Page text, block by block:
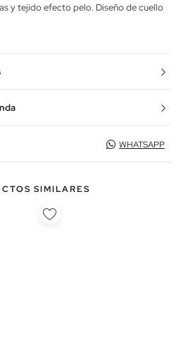
y tejido efecto pelo. Diseño de cuello
WHATSAPP
SIMILARES